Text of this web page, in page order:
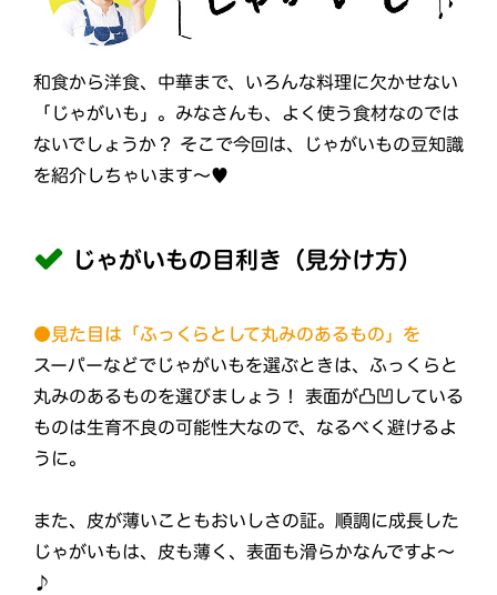
和食から洋食、中華まで、いろんな料理に欠かせない
「じゃがいも」。みなさんも、よく使う食材なのでは
ないでしょうか？ そこで今回は、じゃがいもの豆知識
を紹介しちゃいます～♥
じゃがいもの目利き（見分け方）
●見た目は「ふっくらとして丸みのあるもの」を
スーパーなどでじゃがいもを選ぶときは、ふっくらと
丸みのあるものを選びましょう！ 表面が凸凹している
ものは生育不良の可能性大なので、なるべく避けるよ
うに。
また、皮が薄いこともおいしさの証。順調に成長した
じゃがいもは、皮も薄く、表面も滑らかなんですよ～
♪